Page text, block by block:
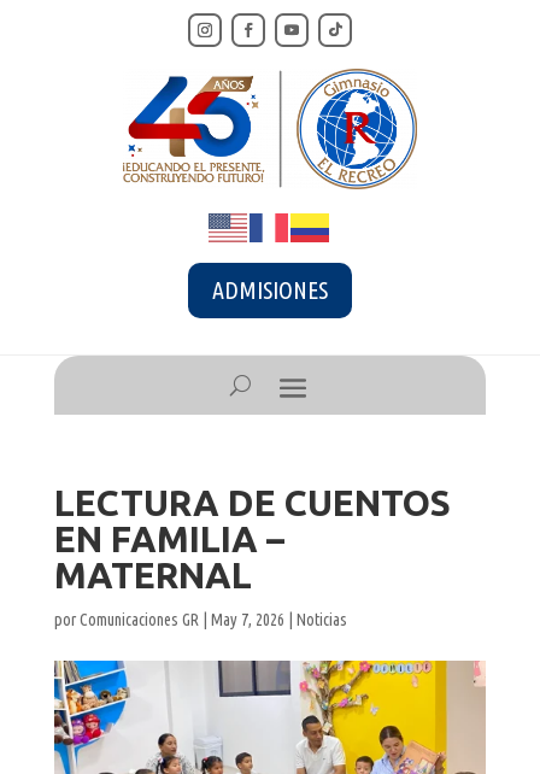
ADMISIONES
LECTURA DE CUENTOS
EN FAMILIA –
MATERNAL
porComunicaciones GR| May 7, 2026 Noticias